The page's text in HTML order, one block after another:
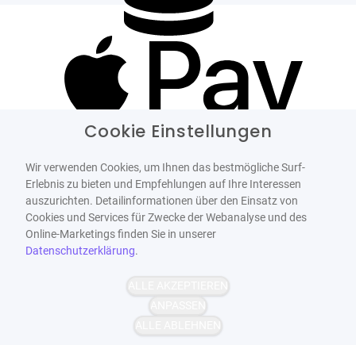
Cookie Einstellungen
Wir verwenden Cookies, um Ihnen das bestmögliche Surf-
Erlebnis zu bieten und Empfehlungen auf Ihre Interessen
auszurichten. Detailinformationen über den Einsatz von
Cookies und Services für Zwecke der Webanalyse und des
Online-Marketings finden Sie in unserer
Datenschutzerklärung.
ALLE AKZEPTIEREN
ANPASSEN
ALLE ABLEHNEN